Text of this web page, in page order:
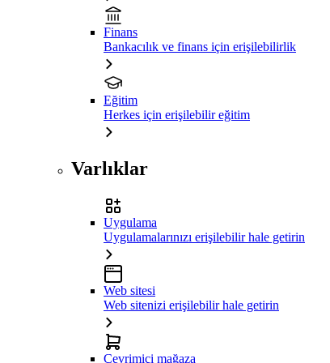
Finans
Bankacılık ve finans için erişilebilirlik
Eğitim
Herkes için erişilebilir eğitim
Varlıklar
Uygulama
Uygulamalarınızı erişilebilir hale getirin
Web sitesi
Web sitenizi erişilebilir hale getirin
Çevrimiçi mağaza